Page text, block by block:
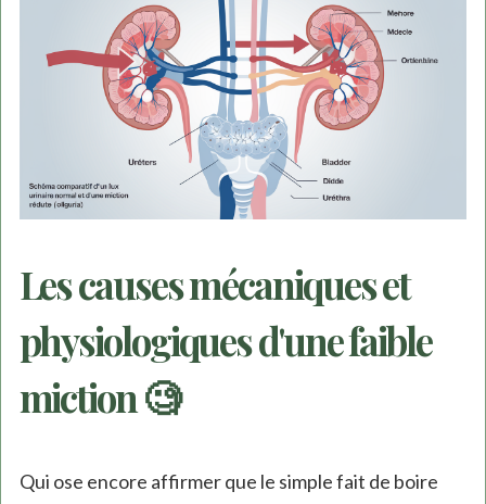
Les causes mécaniques et
physiologiques d'une faible
miction 🧐
Qui ose encore affirmer que le simple fait de boire